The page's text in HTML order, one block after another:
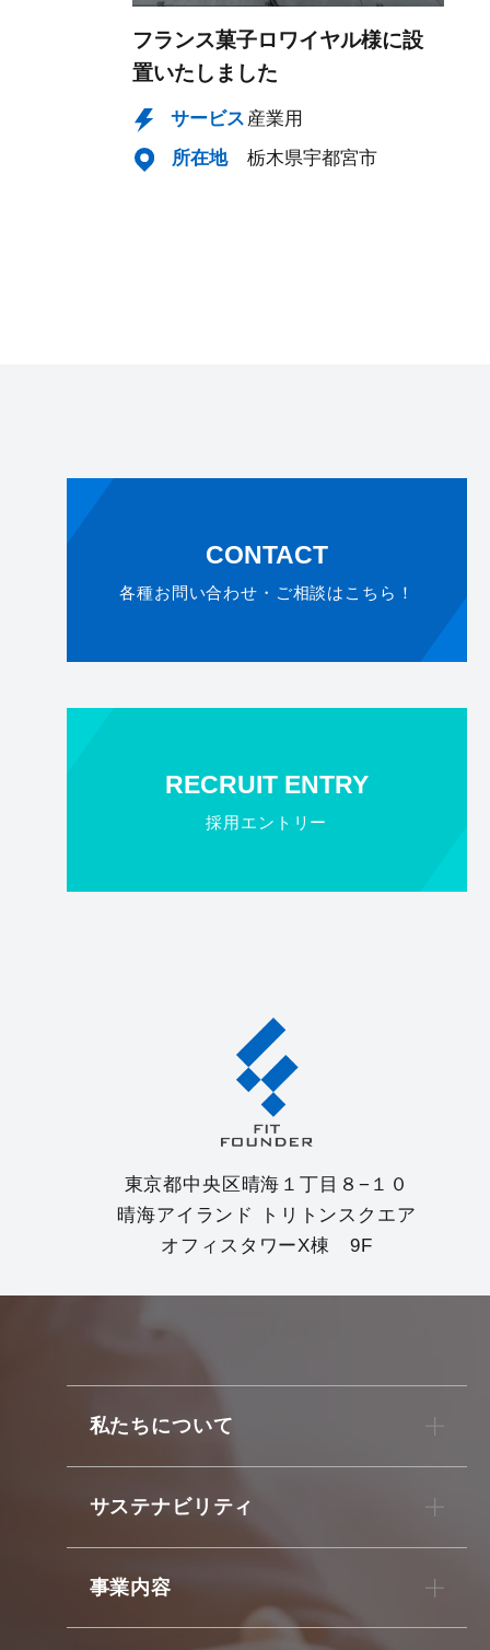
フランス菓子ロワイヤル様に設
置いたしました
サービス 産業用
所在地
栃木県宇都宮市
CONTACT
各種お問い合わせ・ご相談はこちら！
RECRUIT ENTRY
採用エントリー
東京都中央区晴海１丁目８−１０
晴海アイランド トリトンスクエア
オフィスタワーX棟 9F
私たちについて
サステナビリティ
事業内容